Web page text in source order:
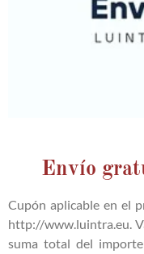
Envío
Cupón aplicable en el
http://www.luintra.eu.
suma total del